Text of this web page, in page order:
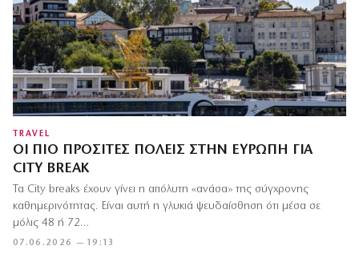
TRAVEL
ΟΙ ΠΙΟ ΠΡΟΣΙΤΈΣ ΠΌΛΕΙΣ ΣΤΗΝ ΕΥΡΏΠΗ ΓΙΑ
CITY BREAK
07.06.2026 — 19:13
Τα City breaks έχουν γίνει η απόλυτη «ανάσα» της σύγχρονης
καθημερινότητας. Είναι αυτή η γλυκιά ψευδαίσθηση ότι μέσα σε
μόλις 48 ή 72…